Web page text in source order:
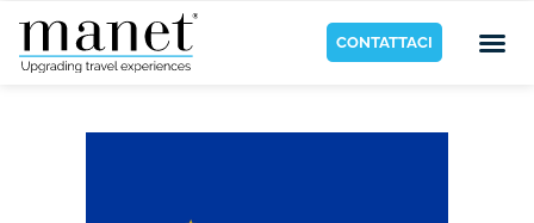
CONTATTACI